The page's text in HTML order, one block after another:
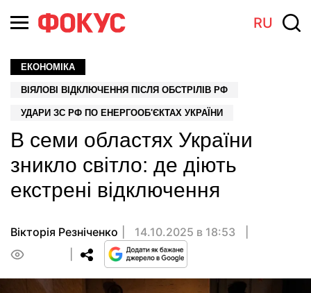
RU
ЕКОНОМІКА
ВІЯЛОВІ ВІДКЛЮЧЕННЯ ПІСЛЯ ОБСТРІЛІВ РФ
УДАРИ ЗС РФ ПО ЕНЕРГООБ'ЄКТАХ УКРАЇНИ
В семи областях України
зникло світло: де діють
екстрені відключення
Вікторія Резніченко
14.10.2025 в 18:53